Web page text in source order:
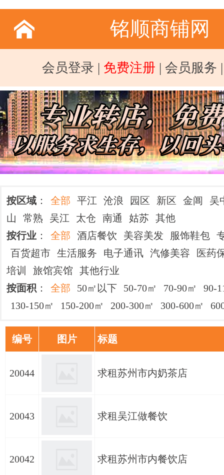
铭顺商铺网
会员登录 | 免费注册 | 会员服务
按区域 ： 全部 平江 沧浪 园区 新区 金阊
吴
山
常熟 吴江 太仓 南通 姑苏 其他
按行业 ： 全部 酒店餐饮 美容美发 服饰鞋包
百货超市 生活服务 电子通讯 汽修美容
医药
培训
旅馆宾馆
其他行业
按面积 ： 全部 50㎡以下 50-70㎡ 70-90㎡
90-
130-150㎡
150-200㎡ 200-300㎡ 300-600㎡
编号 图片 标题
20044 求租苏州市内奶茶店
20043 求租吴江做餐饮
20042 求租苏州市内餐饮店